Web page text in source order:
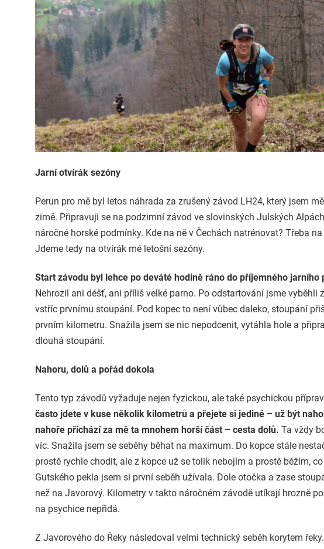
Jarní otvírák sezóny
Perun pro mě byl letos náhrada za zrušený závod LH24, který jsem
zimě. Připravuji se na podzimní závod ve slovinských Julských
náročné horské podmínky. Kde na ně v Čechách natrénovat? Třeba
Jdeme tedy na otvírák mé letošní sezóny.
Start závodu byl lehce po deváté hodině ráno do příjemného jarního
Nehrozil ani déšť, ani příliš velké parno. Po odstartování jsme vyběhli
vstříc prvnímu stoupání. Pod kopec to není vůbec daleko, stoupání
prvním kilometru. Snažila jsem se nic nepodcenit, vytáhla hole a
dlouhá stoupání.
Nahoru, dolů a pořád dokola
Tento typ závodů vyžaduje nejen fyzickou, ale také psychickou
často jdete v kuse několik kilometrů a přejete si jediné – už být
nahoře přichází za mě ta mnohem horší část – cesta dolů. Ta vždy
víc. Snažila jsem se seběhy běhat na maximum. Do kopce stále
prostě rychle chodit, ale z kopce už se tolik nebojím a prostě běžím,
Gutského pekla jsem si první seběh užívala. Dole otočka a zase
než na Javorový. Kilometry v takto náročném závodě utíkají hrozně
na psychice nepřidá.
Z Javorového do Řeky následoval velmi technický seběh korytem